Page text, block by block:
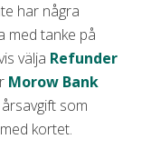
har några
med tanke på
välja Refunder
Morow Bank
som
kortet.